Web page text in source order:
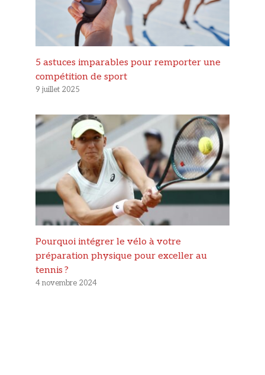
5 astuces imparables pour remporter une
compétition de sport
9 juillet 2025
Pourquoi intégrer le vélo à votre
préparation physique pour exceller au
tennis ?
4 novembre 2024